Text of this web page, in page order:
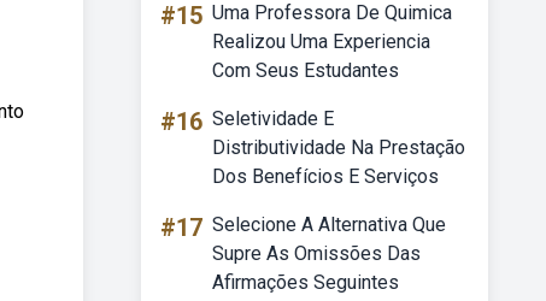
#15 Uma Professora De Quimica
Realizou Uma Experiencia
Com Seus Estudantes
#16 Seletividade E
Distributividade Na Prestação
Dos Benefícios E Serviços
#17 Selecione A Alternativa Que
Supre As Omissões Das
Afirmações Seguintes